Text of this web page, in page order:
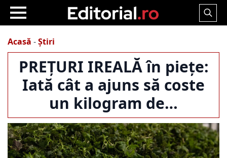
Search
Acasă -Știri
PREȚURI IREALĂ în piețe:
Iată cât a ajuns să coste
un kilogram de…